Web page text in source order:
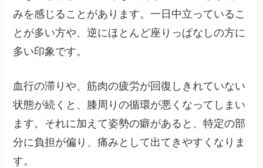
みを感じることがあります。一日中立っているこ
とが多い方や、逆にほとんど座りっぱなしの方に
多い印象です。
血行の滞りや、筋肉の疲労が回復しきれていない
状態が続くと、膝周りの循環が悪くなってしまい
ます。それに加えて姿勢の癖があると、特定の部
分に負担が偏り、痛みとして出てきやすくなりま
す。